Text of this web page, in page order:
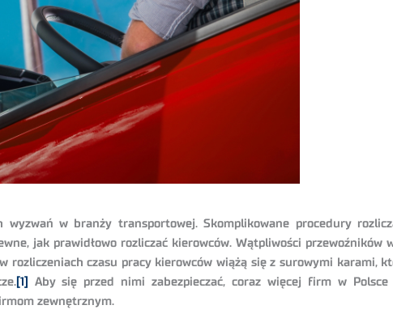
w branży transportowej. Skomplikowane procedury
jak prawidłowo rozliczać kierowców. Wątpliwości przewoźników
rozliczeniach czasu pracy kierowców wiążą się z surowymi karami,
[1]
Aby się przed nimi zabezpieczać, coraz więcej firm w Polsce
zewnętrznym.